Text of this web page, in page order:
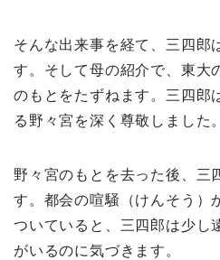
そんな出来事を経て、三四郎
す。そして母の紹介で、東大
のもとをたずねます。三四郎
る野々宮を深く尊敬しました。
野々宮のもとを去った後、三
す。都会の喧騒（けんそう）
ついていると、三四郎は少し
がいるのに気づきます。